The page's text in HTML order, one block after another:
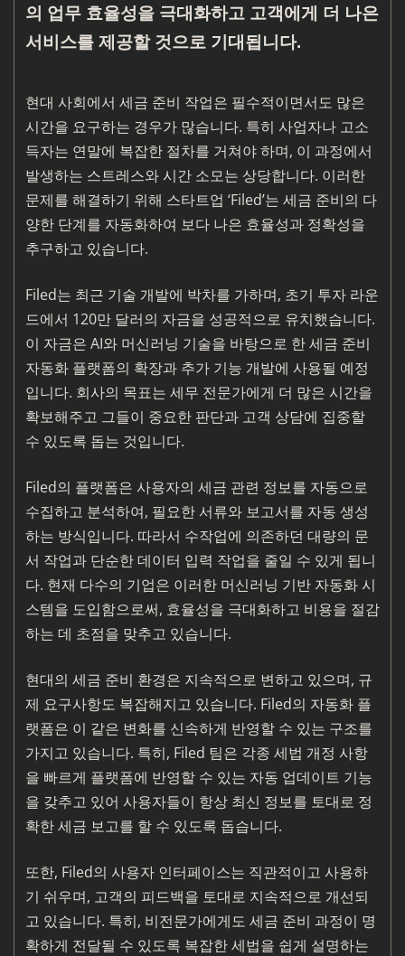
의 업무 효율성을 극대화하고 고객에게 더 나은
서비스를 제공할 것으로 기대됩니다.
현대 사회에서 세금 준비 작업은 필수적이면서도 많은
시간을 요구하는 경우가 많습니다. 특히 사업자나 고소
득자는 연말에 복잡한 절차를 거쳐야 하며, 이 과정에서
발생하는 스트레스와 시간 소모는 상당합니다. 이러한
문제를 해결하기 위해 스타트업 ‘Filed’는 세금 준비의 다
양한 단계를 자동화하여 보다 나은 효율성과 정확성을
추구하고 있습니다.
Filed는 최근 기술 개발에 박차를 가하며, 초기 투자 라운
드에서 120만 달러의 자금을 성공적으로 유치했습니다.
이 자금은 AI와 머신러닝 기술을 바탕으로 한 세금 준비
자동화 플랫폼의 확장과 추가 기능 개발에 사용될 예정
입니다. 회사의 목표는 세무 전문가에게 더 많은 시간을
확보해주고 그들이 중요한 판단과 고객 상담에 집중할
수 있도록 돕는 것입니다.
Filed의 플랫폼은 사용자의 세금 관련 정보를 자동으로
수집하고 분석하여, 필요한 서류와 보고서를 자동 생성
하는 방식입니다. 따라서 수작업에 의존하던 대량의 문
서 작업과 단순한 데이터 입력 작업을 줄일 수 있게 됩니
다. 현재 다수의 기업은 이러한 머신러닝 기반 자동화 시
스템을 도입함으로써, 효율성을 극대화하고 비용을 절감
하는 데 초점을 맞추고 있습니다.
현대의 세금 준비 환경은 지속적으로 변하고 있으며, 규
제 요구사항도 복잡해지고 있습니다. Filed의 자동화 플
랫폼은 이 같은 변화를 신속하게 반영할 수 있는 구조를
가지고 있습니다. 특히, Filed 팀은 각종 세법 개정 사항
을 빠르게 플랫폼에 반영할 수 있는 자동 업데이트 기능
을 갖추고 있어 사용자들이 항상 최신 정보를 토대로 정
확한 세금 보고를 할 수 있도록 돕습니다.
또한, Filed의 사용자 인터페이스는 직관적이고 사용하
기 쉬우며, 고객의 피드백을 토대로 지속적으로 개선되
고 있습니다. 특히, 비전문가에게도 세금 준비 과정이 명
확하게 전달될 수 있도록 복잡한 세법을 쉽게 설명하는